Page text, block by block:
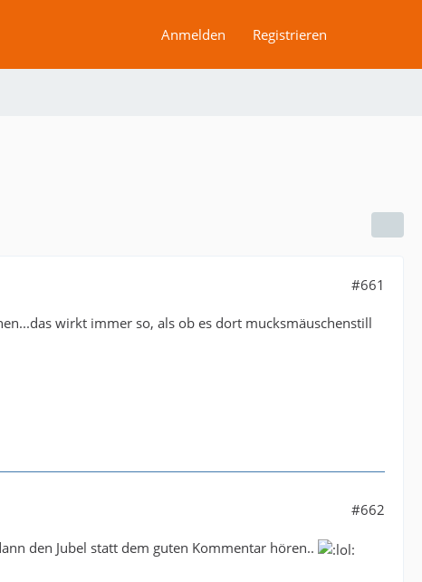
Anmelden Registrieren
#661
wirkt immer so, als ob es dort mucksmäuschenstill
#662
den Jubel statt dem guten Kommentar hören..